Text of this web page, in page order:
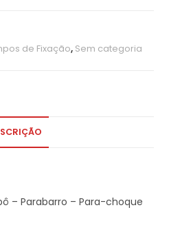
de Fixação, Sem categoria
– Parabarro – Para-choque